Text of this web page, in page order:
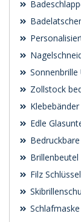
Zollstock
Edle
Filz